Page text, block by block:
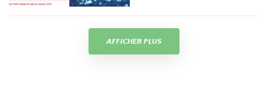
AFFICHER PLUS